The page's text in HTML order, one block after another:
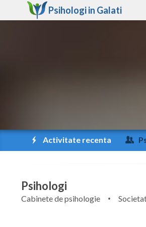
Psihologi in Galati
Activitate recenta
Psihologi
Cabinete de psihologie